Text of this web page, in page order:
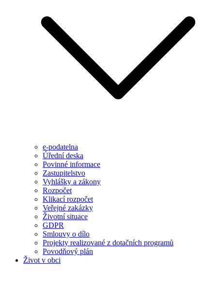
e-podatelna
Úřední deska
Povinné informace
Zastupitelstvo
Vyhlášky a zákony
Rozpočet
Klikací rozpočet
Veřejné zakázky
Životní situace
GDPR
Smlouvy o dílo
Projekty realizované z dotačních programů
Povodňový plán
Život v obci